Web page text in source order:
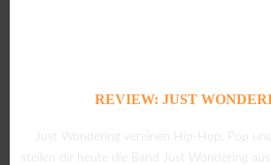
REVIEW: JUST
Just Wondering vereinen Hip-Hop, Pop
stellen dir heute die Band Just Wondering